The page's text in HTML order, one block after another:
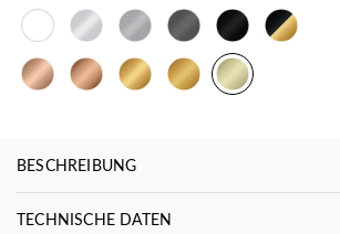
BESCHREIBUNG
TECHNISCHE DATEN